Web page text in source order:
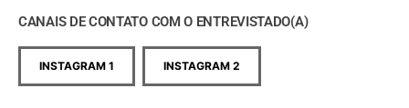
CANAIS DE CONTATO COM O ENTREVISTADO(A)
INSTAGRAM 1 INSTAGRAM 2